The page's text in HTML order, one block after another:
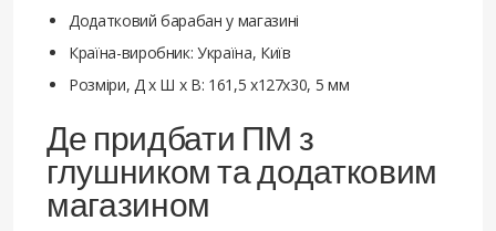
Додатковий барабан у магазині
Країна-виробник: Україна, Київ
Розміри, Д х Ш х В: 161,5 х127х30, 5 мм
Де придбати ПМ з
глушником та додатковим
магазином